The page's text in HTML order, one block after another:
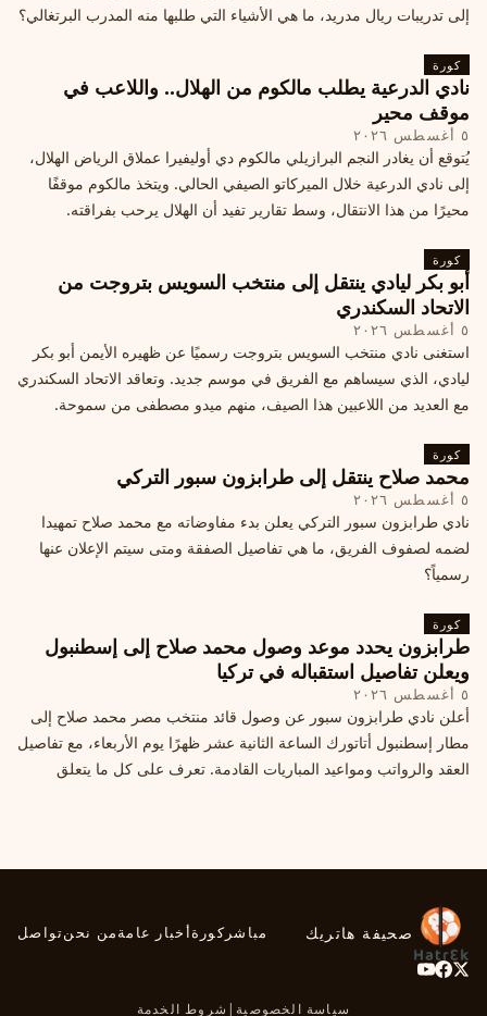
إلى تدريبات ريال مدريد، ما هي الأشياء التي طلبها منه المدرب البرتغالي؟
كورة
نادي الدرعية يطلب مالكوم من الهلال.. واللاعب في
موقف محير
٥ أغسطس ٢٠٢٦
يُتوقع أن يغادر النجم البرازيلي مالكوم دي أوليفيرا عملاق الرياض الهلال،
إلى نادي الدرعية خلال الميركاتو الصيفي الحالي. ويتخذ مالكوم موقفًا
محيرًا من هذا الانتقال، وسط تقارير تفيد أن الهلال يرحب بفراقته.
كورة
أبو بكر ليادي ينتقل إلى منتخب السويس بتروجت من
الاتحاد السكندري
٥ أغسطس ٢٠٢٦
استغنى نادي منتخب السويس بتروجت رسميًا عن ظهيره الأيمن أبو بكر
ليادي، الذي سيساهم مع الفريق في موسم جديد. وتعاقد الاتحاد السكندري
مع العديد من اللاعبين هذا الصيف، منهم ميدو مصطفى من سموحة.
كورة
محمد صلاح ينتقل إلى طرابزون سبور التركي
٥ أغسطس ٢٠٢٦
نادي طرابزون سبور التركي يعلن بدء مفاوضاته مع محمد صلاح تمهيدا
لضمه لصفوف الفريق، ما هي تفاصيل الصفقة ومتى سيتم الإعلان عنها
رسمياً؟
كورة
طرابزون يحدد موعد وصول محمد صلاح إلى إسطنبول
ويعلن تفاصيل استقباله في تركيا
٥ أغسطس ٢٠٢٦
أعلن نادي طرابزون سبور عن وصول قائد منتخب مصر محمد صلاح إلى
مطار إسطنبول أتاتورك الساعة الثانية عشر ظهرًا يوم الأربعاء، مع تفاصيل
العقد والرواتب ومواعيد المباريات القادمة. تعرف على كل ما يتعلق
صحيفة هاتريك مباشر كورةأخبار عامةمن نحنتواصل
سياسة الخصوصية | شروط الخدمة